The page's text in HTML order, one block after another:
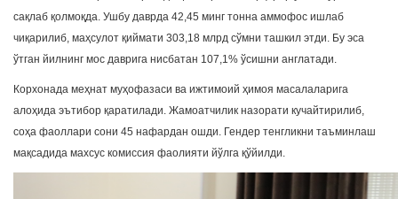
сақлаб қолмоқда. Ушбу даврда 42,45 минг тонна аммофос ишлаб
чиқарилиб, маҳсулот қиймати 303,18 млрд сўмни ташкил этди. Бу эса
ўтган йилнинг мос даврига нисбатан 107,1% ўсишни англатади.
Корхонада меҳнат муҳофазаси ва ижтимоий ҳимоя масалаларига
алоҳида эътибор қаратилади. Жамоатчилик назорати кучайтирилиб,
соҳа фаоллари сони 45 нафардан ошди. Гендер тенгликни таъминлаш
мақсадида махсус комиссия фаолияти йўлга қўйилди.